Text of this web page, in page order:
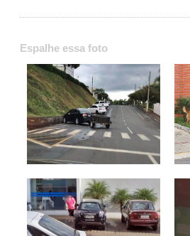
Espalhe essa foto